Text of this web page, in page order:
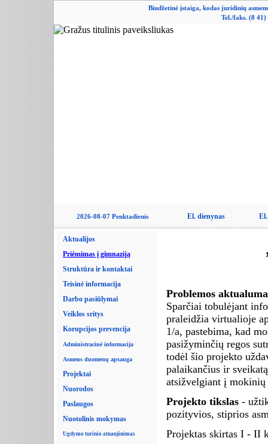
Biudžetinė įstaiga, kodas juridinių
Tel./faks. (8
2026-08-07 Penktadienis El. dienynas
Aktualijos
Priėmimas į gimnaziją
Struktūra ir kontaktai
Teisinė informacija
Darbo pasiūlymai
Veiklos sritys
Korupcijos prevencija
Administracinė informacija
Asmens duomenų apsauga
Projektai
Nuorodos
Paslaugos
Nuotolinis mokymas
Ugdymo turinio atnaujinimas
Problemos
Sparčiai tobulėjant
praleidžia virtualioje
1/a, pastebima, kad
pasižyminčių regos
todėl šio projekto
palaikančius ir
atsižvelgiant į
Projekto tikslas -
pozityvios, stiprios
Projektas skirtas I - II